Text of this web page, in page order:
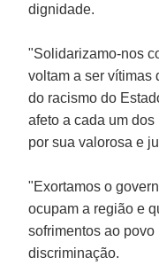
dignidade.
"Solidarizamo-nos
voltam a ser vítimas
do racismo do
afeto a cada um
por sua valorosa e
"Exortamos o
ocupam a região e
sofrimentos ao
discriminação.